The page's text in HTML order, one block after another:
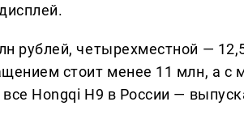
рублей, четырехместной —
стоит менее 11 млн, а с
Hongqi H9 в России —